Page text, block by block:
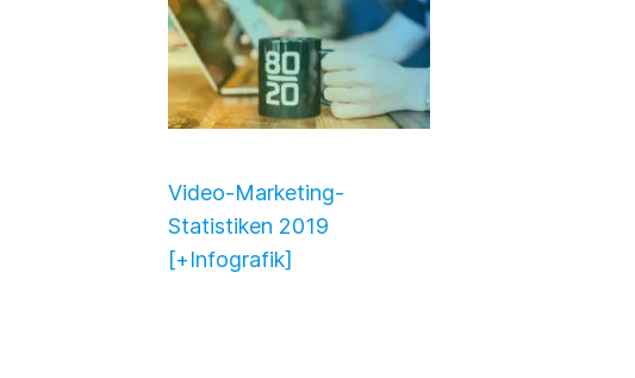
Video-Marketing-
Statistiken 2019
[+Infografik]